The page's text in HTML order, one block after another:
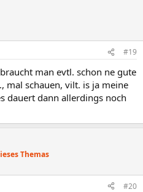
#19
man evtl. schon ne gute
mal schauen, vilt. is ja meine
dauert dann allerdings noch
Themas
#20